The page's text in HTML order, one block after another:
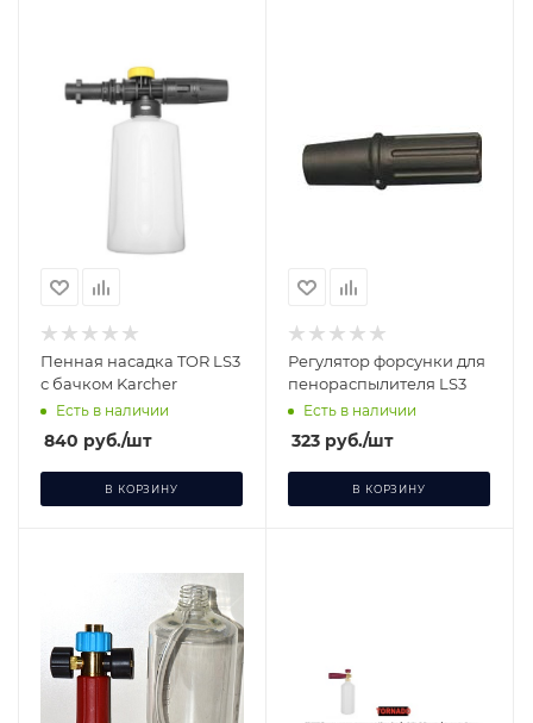
Пенная насадка TOR LS3
с бачком Karcher
Есть в наличии
840 руб./шт
В КОРЗИНУ
Регулятор форсунки для
пенораспылителя LS3
Есть в наличии
323 руб./шт
В КОРЗИНУ